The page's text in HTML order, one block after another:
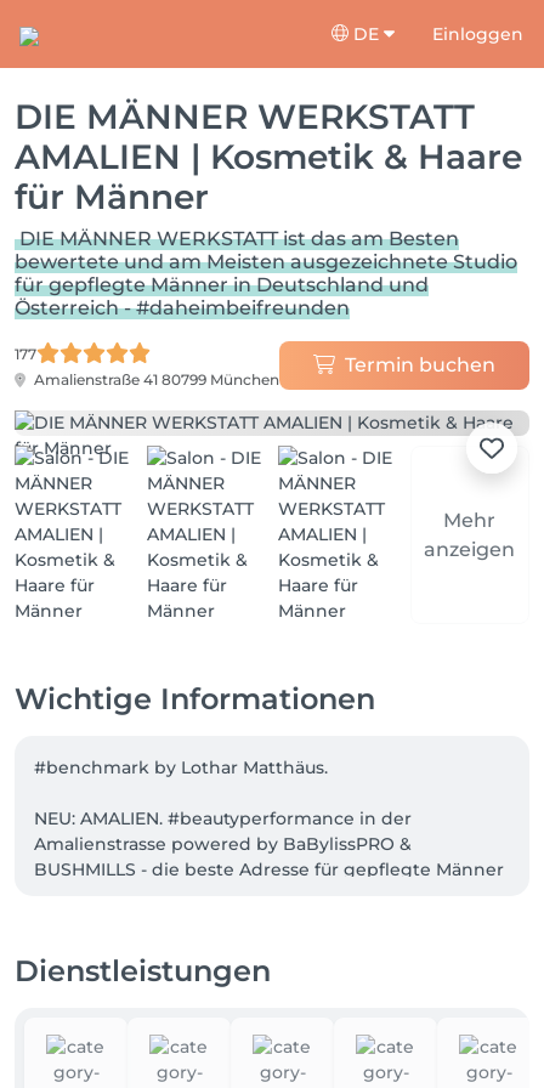
DE Einloggen
DIE MÄNNER WERKSTATT
AMALIEN | Kosmetik & Haare
für Männer
DIE MÄNNER WERKSTATT ist das am Besten
bewertete und am Meisten ausgezeichnete Studio
für gepflegte Männer in Deutschland und
Österreich - #daheimbeifreunden
177
Amalienstraße 41 80799 München
Termin buchen
Mehr
anzeigen
Wichtige Informationen
#benchmark by Lothar Matthäus.
NEU: AMALIEN. #beautyperformance in der
Amalienstrasse powered by BaBylissPRO &
BUSHMILLS - die beste Adresse für gepflegte Männer
DIE MÄNNER WERKSTATT ist das am Besten
Maniküre & Pediküre. Gesichtskosmetik | Face
Dienstleistungen